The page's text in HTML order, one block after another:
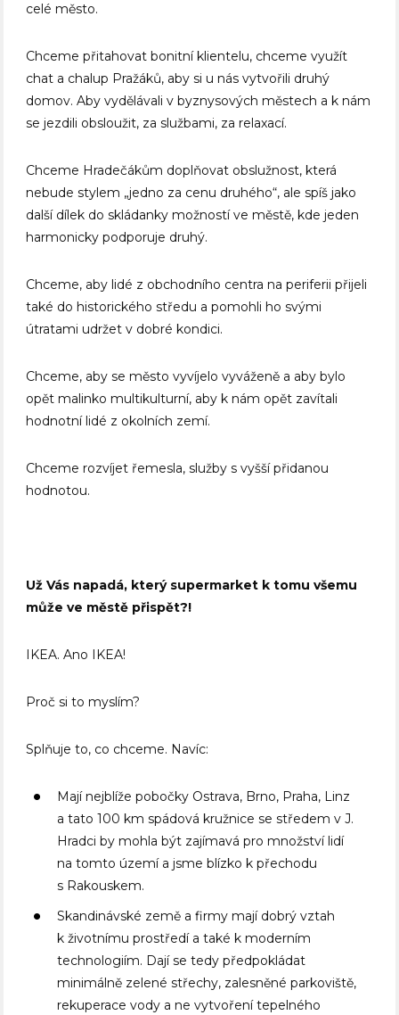
celé město.
Chceme přitahovat bonitní klientelu, chceme využít
chat a chalup Pražáků, aby si u nás vytvořili druhý
domov. Aby vydělávali v byznysových městech a k nám
se jezdili obsloužit, za službami, za relaxací.
Chceme Hradečákům doplňovat obslužnost, která
nebude stylem „jedno za cenu druhého“, ale spíš jako
další dílek do skládanky možností ve městě, kde jeden
harmonicky podporuje druhý.
Chceme, aby lidé z obchodního centra na periferii přijeli
také do historického středu a pomohli ho svými
útratami udržet v dobré kondici.
Chceme, aby se město vyvíjelo vyváženě a aby bylo
opět malinko multikulturní, aby k nám opět zavítali
hodnotní lidé z okolních zemí.
Chceme rozvíjet řemesla, služby s vyšší přidanou
hodnotou.
Už Vás napadá, který supermarket k tomu všemu
může ve městě přispět?!
IKEA. Ano IKEA!
Proč si to myslím?
Splňuje to, co chceme. Navíc:
Mají nejblíže pobočky Ostrava, Brno, Praha, Linz
a tato 100 km spádová kružnice se středem v J.
Hradci by mohla být zajímavá pro množství lidí
na tomto území a jsme blízko k přechodu
s Rakouskem.
Skandinávské země a firmy mají dobrý vztah
k životnímu prostředí a také k moderním
technologiím. Dají se tedy předpokládat
minimálně zelené střechy, zalesněné parkoviště,
rekuperace vody a ne vytvoření tepelného